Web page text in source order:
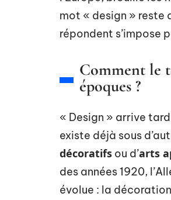
mot « design » reste
répondent s’impose
Comment le
époques ?
« Design » arrive
existe déjà sous
décoratifs ou d’arts
des années 1920,
évolue : la